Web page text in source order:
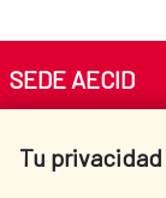
Tu
SEDE AECID
Tel. +34 900 20 30